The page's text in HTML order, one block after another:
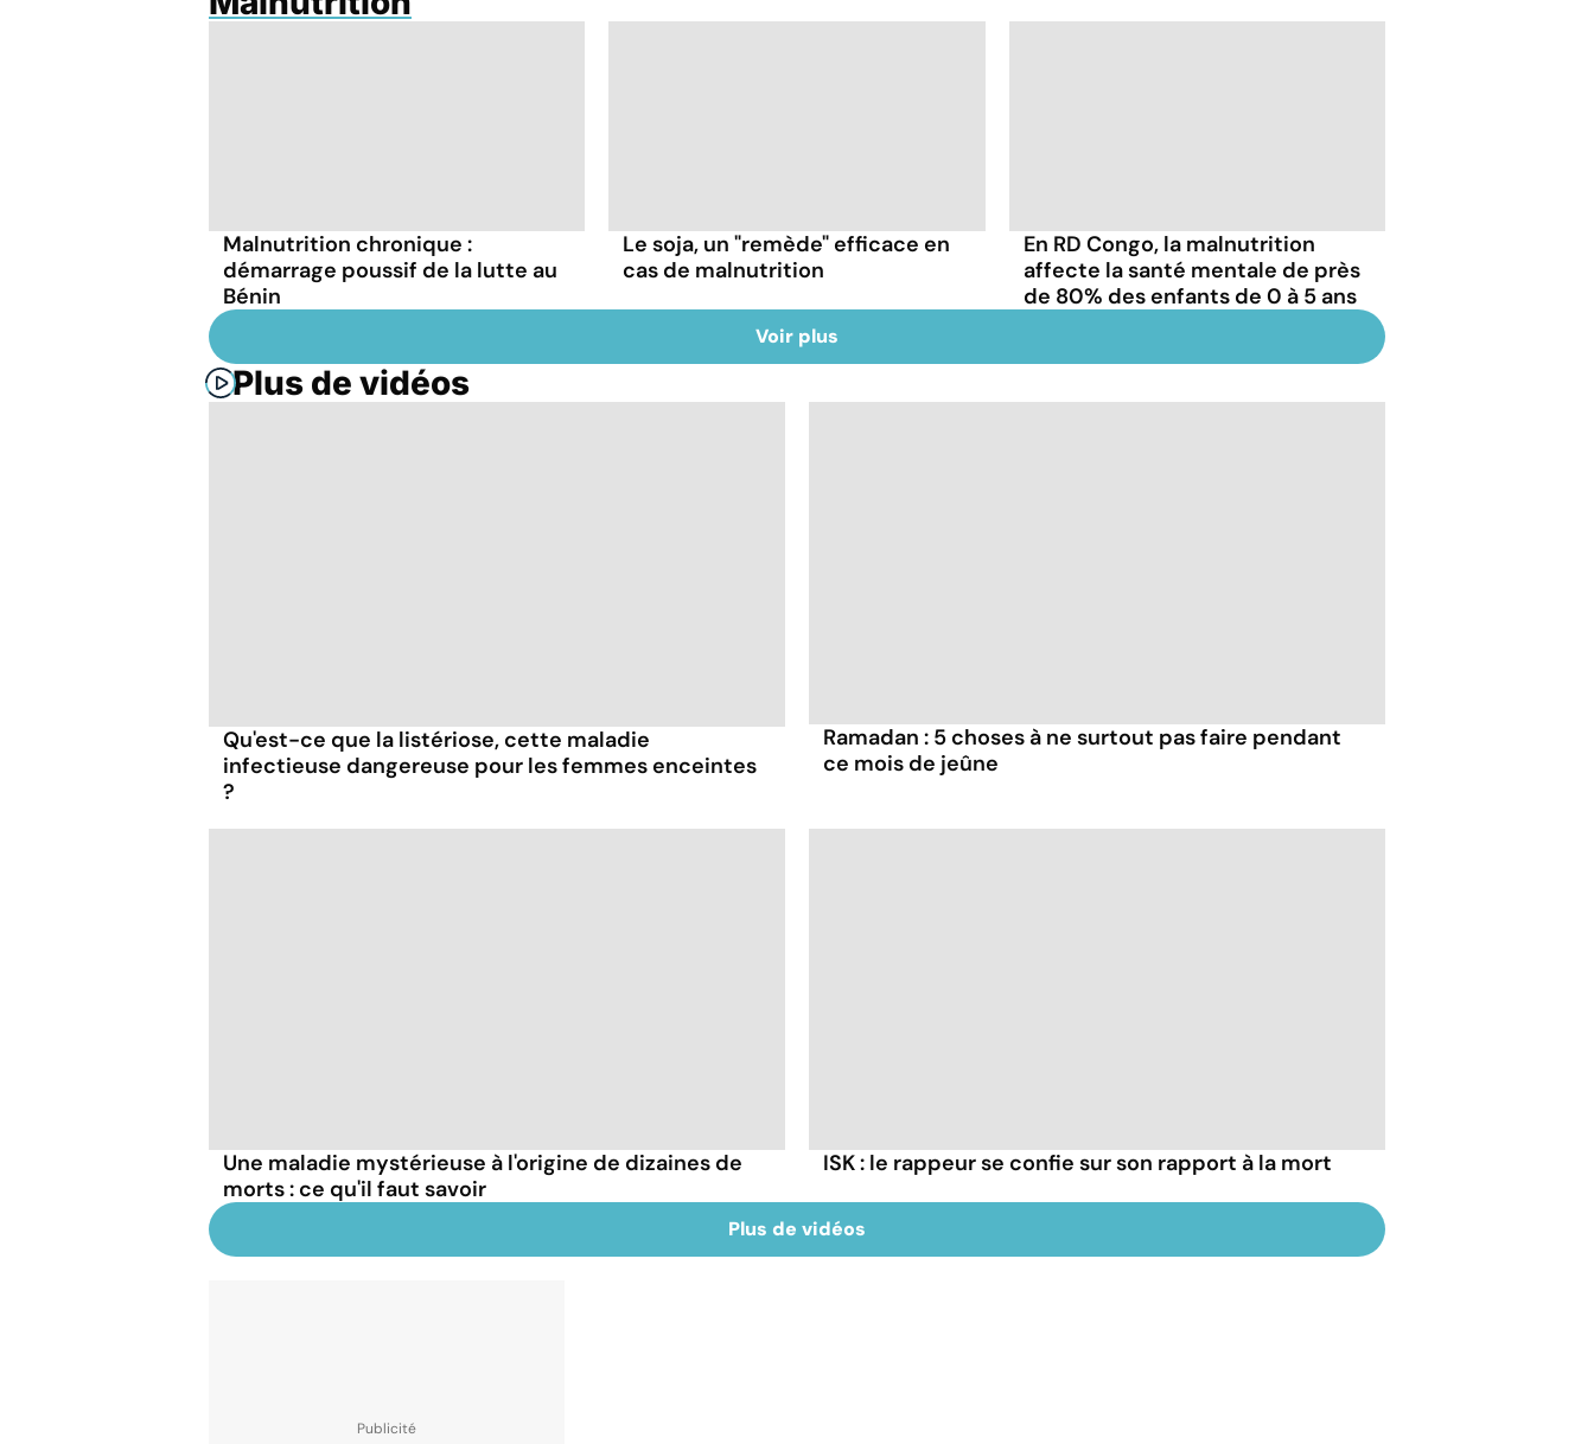
Malnutrition chronique :
démarrage poussif de la lutte au
Bénin
Le soja, un "remède" efficace en
cas de malnutrition
En RD Congo, la malnutrition
affecte la santé mentale de près
de 80% des enfants de 0 à 5 ans
Voir plus
Plus de vidéos
Qu'est-ce que la listériose, cette maladie
infectieuse dangereuse pour les femmes enceintes
?
Ramadan : 5 choses à ne surtout pas faire pendant
ce mois de jeûne
Une maladie mystérieuse à l'origine de dizaines de
morts : ce qu'il faut savoir
ISK : le rappeur se confie sur son rapport à la mort
Plus de vidéos